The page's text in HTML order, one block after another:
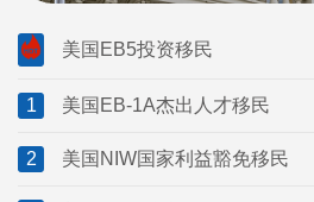
美国EB5投资移民
1 美国EB-1A杰出人才移民
2 美国NIW国家利益豁免移民